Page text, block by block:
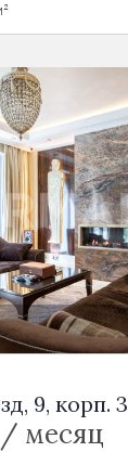
9, корп. 3
/ месяц